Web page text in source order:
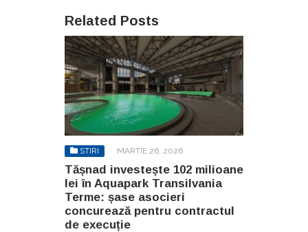
Related Posts
STIRI MARTIE 26, 2026
Tășnad investește 102 milioane
lei în Aquapark Transilvania
Terme: șase asocieri
concurează pentru contractul
de execuție